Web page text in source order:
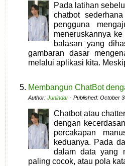
Pada latihan
chatbot
pengguna
meneruskannya
balasan yang
gambaran dasar
melalui aplikasi kita.
Membangun ChatBot
Author: Junindar · Published: October
Chatbot atau
dengan
percakapan
keduanya. Pada
dalam data yang
paling cocok, atau pola